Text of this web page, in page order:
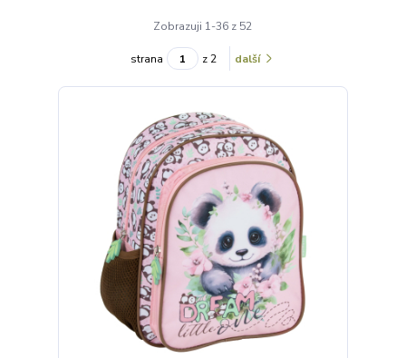
Zobrazuji 1-36 z 52
strana z 2 další